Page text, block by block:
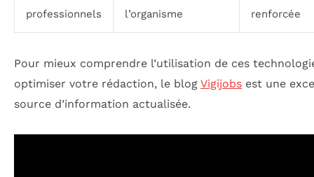
professionnels
l’organisme
renforcée
Pour mieux comprendre l’utilisation de ces
optimiser votre rédaction, le blog Vigijobs est une
source d’information actualisée.